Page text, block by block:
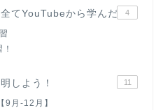
てYouTubeから学んだ 4
しよう！ 11
9月-12月】